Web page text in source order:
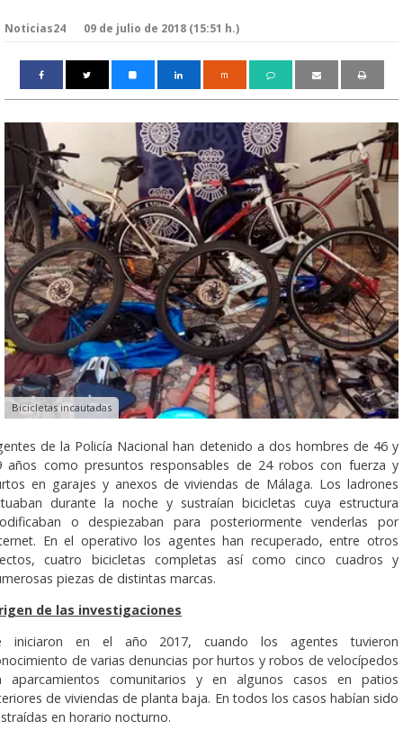
Noticias24 09 de julio de 2018 (15:51 h.)
m
Bicicletas incautadas
de la Policía Nacional han detenido a dos hombres de 46 y
años como presuntos responsables de 24 robos con fuerza y
en garajes y anexos de viviendas de Málaga. Los ladrones
durante la noche y sustraían bicicletas cuya estructura
o despiezaban para posteriormente venderlas por
En el operativo los agentes han recuperado, entre otros
cuatro bicicletas completas así como cinco cuadros y
piezas de distintas marcas.
de las investigaciones
iniciaron en el año 2017, cuando los agentes tuvieron
de varias denuncias por hurtos y robos de velocípedos
aparcamientos comunitarios y en algunos casos en patios
de viviendas de planta baja. En todos los casos habían sido
en horario nocturno.